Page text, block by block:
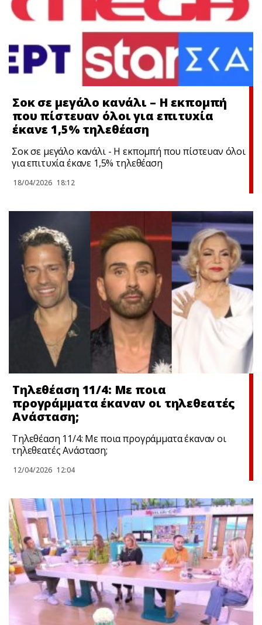
Σoκ σε μεγάλο κανάλι – Η εκπομπή
που πίστευαν όλοι για επιτυxία
έκανε 1,5% τηλεθέαση
Σoκ σε μεγάλο κανάλι - Η εκπομπή που πίστευαν όλοι
για επιτυxία έκανε 1,5% τηλεθέαση
18/04/2026 18:12
Τηλεθέαση 11/4: Με ποια
προγράμματα έκαναν οι τηλεθεατές
Ανάσταση;
Τηλεθέαση 11/4: Με ποια προγράμματα έκαναν οι
τηλεθεατές Ανάσταση;
12/04/2026 12:04